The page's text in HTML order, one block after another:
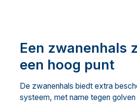
Een zwanenhals
een hoog punt
De zwanenhals biedt extra
systeem, met name tegen